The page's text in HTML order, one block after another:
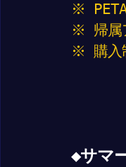
※
※ 帰属
※ 購入
◆サマ